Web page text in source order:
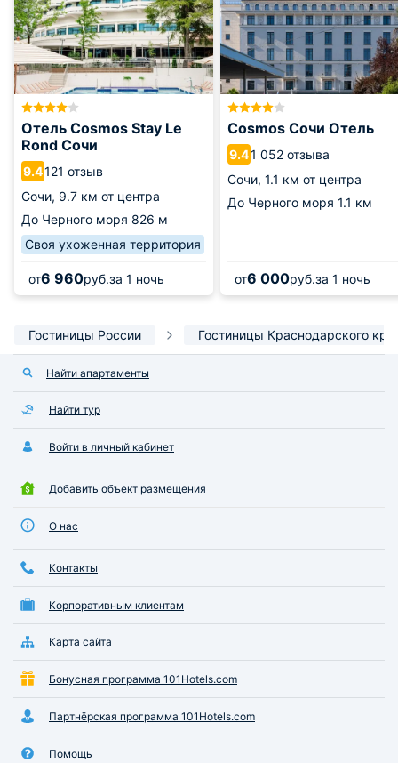
Отель Cosmos Stay Le
Rond Сочи
9.4121 отзыв
Сочи, 9.7 км от центра
До Черного моря 826 м
Своя ухоженная территория
от6 960руб.за 1 ночь
Cosmos Сочи Отель
9.41 052 отзыва
Сочи, 1.1 км от центра
До Черного моря 1.1 км
от6 000руб.за 1 ночь
Гостиницы России Гостиницы Краснодарского
Найти апартаменты
Найти тур
Войти в личный кабинет
Добавить объект размещения
О нас
Контакты
Корпоративным клиентам
Карта сайта
Бонусная программа 101Hotels.com
Партнёрская программа 101Hotels.com
Помощь